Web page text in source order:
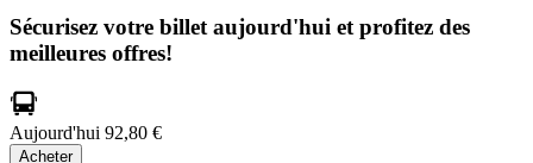
Sécurisez votre billet aujourd'hui et profitez des
meilleures offres!
Aujourd'hui 92,80 €
Acheter